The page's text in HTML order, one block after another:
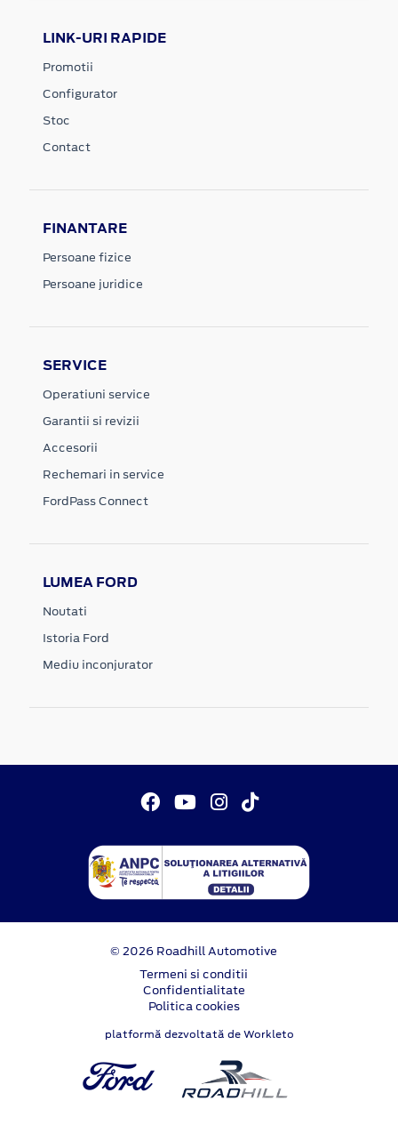
LINK-URI RAPIDE
Promotii
Configurator
Stoc
Contact
FINANTARE
Persoane fizice
Persoane juridice
SERVICE
Operatiuni service
Garantii si revizii
Accesorii
Rechemari in service
FordPass Connect
LUMEA FORD
Noutati
Istoria Ford
Mediu inconjurator
© 2026 Roadhill Automotive
Termeni si conditii
Confidentialitate
Politica cookies
platformă dezvoltată de Workleto